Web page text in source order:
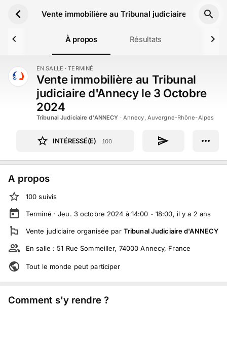
Vente immobilière au Tribunal judiciaire d'Annecy
À propos Résultats
TERMINÉ EN SALLE · TERMINÉ
Vente immobilière au Tribunal
judiciaire d'Annecy le 3 Octobre
2024
Tribunal Judiciaire d'ANNECY · Annecy, Auvergne-Rhône-Alpes
INTÉRESSÉ(E) 100
A propos
100 suivis
Terminé ·Jeu. 3 octobre 2024 à 14:00 - 18:00, il y a 2 ans
Vente judiciaire organisée par Tribunal Judiciaire d'ANNECY
En salle : 51 Rue Sommeiller, 74000 Annecy, France
Tout le monde peut participer
Comment s'y rendre ?